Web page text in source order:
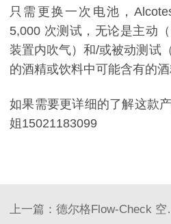
只需更换一次电池，
5,000 次测试，无论是主动
装置内吹气）和/或被动测试
的酒精或饮料中可能含有的酒
如果需要更详细的了解这款
姐15021183099
上一篇：